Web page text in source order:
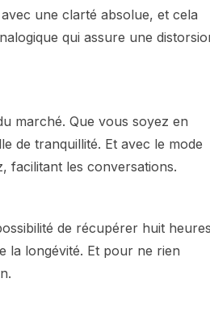
une clarté absolue, et cela
qui assure une
marché. Que vous soyez en
de tranquillité. Et avec le mode
facilitant les conversations.
de récupérer huit heures
la longévité. Et pour ne rien